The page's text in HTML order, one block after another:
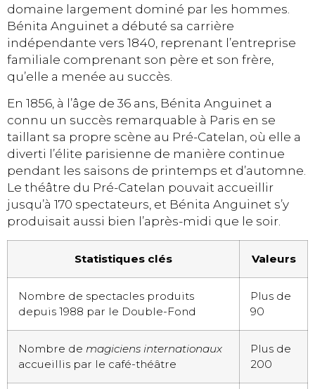
domaine largement dominé par les hommes.
Bénita Anguinet a débuté sa carrière
indépendante vers 1840, reprenant l’entreprise
familiale comprenant son père et son frère,
qu’elle a menée au succès.
En 1856, à l’âge de 36 ans, Bénita Anguinet a
connu un succès remarquable à Paris en se
taillant sa propre scène au Pré-Catelan, où elle a
diverti l’élite parisienne de manière continue
pendant les saisons de printemps et d’automne.
Le théâtre du Pré-Catelan pouvait accueillir
jusqu’à 170 spectateurs, et Bénita Anguinet s’y
produisait aussi bien l’après-midi que le soir.
Statistiques clés Valeurs
Nombre de spectacles produits
depuis 1988 par le Double-Fond
Plus de
90
Nombre de magiciens internationaux
accueillis par le café-théâtre
Plus de
200